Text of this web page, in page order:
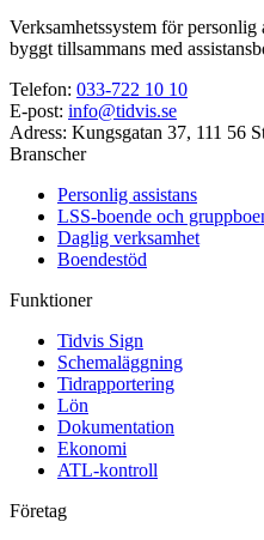
Verksamhetssystem för personlig
byggt tillsammans med
Telefon: 033-722 10 10
E-post: info@tidvis.se
Adress: Kungsgatan 37, 111 56
Branscher
Personlig assistans
LSS-boende och
Daglig verksamhet
Boendestöd
Funktioner
Tidvis Sign
Schemaläggning
Tidrapportering
Lön
Dokumentation
Ekonomi
ATL-kontroll
Företag